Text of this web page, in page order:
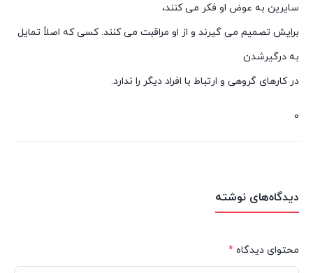
سایرین به عوض او فکر مى کنند،
برایش تصمیم مى گیرند و از او مراقبت مى کنند. کسى که اصلاً تمایل
به درگیرشدن
در کارهاى گروهى و ارتباط با افراد دیگر را ندارد.
0
دیدگاه‌های نوشته
محتوای دیدگاه *